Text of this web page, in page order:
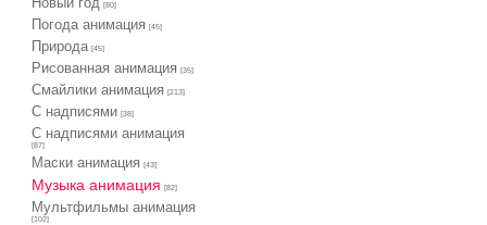
[80]
Погода анимация [45]
Природа [45]
Рисованная анимация [35]
Смайлики анимация [213]
С надписями [38]
С надписями анимация
[87]
Маски анимация [43]
Музыка анимация [82]
Мультфильмы анимация
[102]